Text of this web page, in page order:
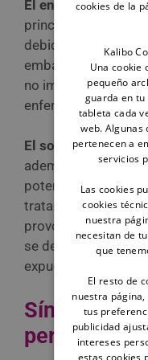
El envejecimiento.
principales
debido a la
embargo, el hecho
no implica
enfermedad.
El sobrepeso.Si
además con
potenciales de esta
tratarse de perros
provocan que los
se desgasten
expuestos a una
Síntomas
perros
cookies de la
Kalibo
Una cookie
pequeño
guarda en tu
tableta cada
web. Algunas
pertenecen a
servicios
Las cookies
cookies
nuestra
necesitan de
que
El resto de
nuestra
tus
publicidad
intereses
estas cookies